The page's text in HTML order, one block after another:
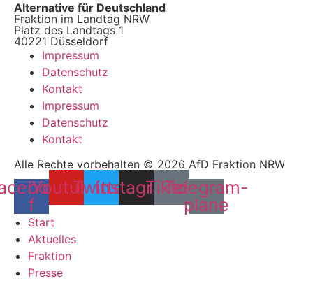
Alternative für Deutschland
Fraktion im Landtag NRW
Platz des Landtags 1
40221 Düsseldorf
Impressum
Datenschutz
Kontakt
Impressum
Datenschutz
Kontakt
Alle Rechte vorbehalten © 2026 AfD Fraktion NRW
f
YoutubeTwitter
Instagram
Tiktok
Telegram-
plane
Start
Aktuelles
Fraktion
Presse